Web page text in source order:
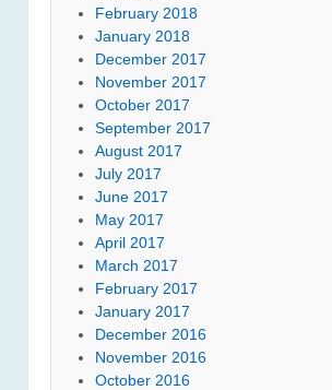
February 2018
January 2018
December 2017
November 2017
October 2017
September 2017
August 2017
July 2017
June 2017
May 2017
April 2017
March 2017
February 2017
January 2017
December 2016
November 2016
October 2016